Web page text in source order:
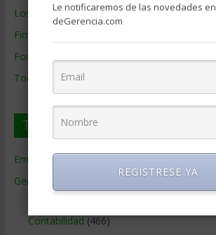
Los mejores MBA
Firmas de Gerencia
Formación de Gerencia
Todos los Temas
Temas de Gerencia
Empresas de Gerencia
Gerencia
Contabilidad (466)
Le notificaremos de las novedades en
deGerencia.com
REGISTRESE YA